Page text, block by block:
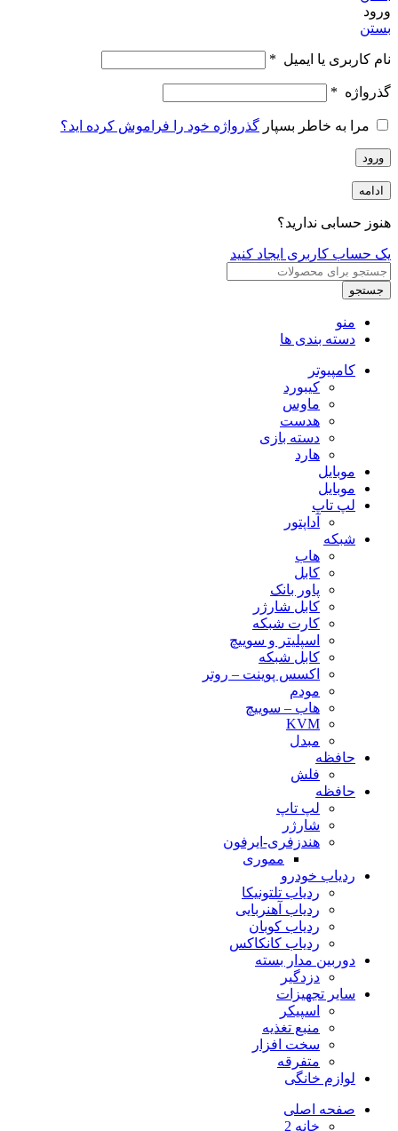
ورود
بستن
نام کاربری یا ایمیل *
گذرواژه *
مرا به خاطر بسپار گذرواژه خود را فراموش کرده اید؟
ورود
ادامه
هنوز حسابی ندارید؟
یک حساب کاربری ایجاد کنید
جستجو
منو
دسته بندی ها
کامپیوتر
کیبورد
ماوس
هدست
دسته بازی
هارد
موبایل
موبایل
لپ تاپ
آداپتور
شبکه
هاب
کابل
پاور بانک
کابل شارژر
کارت شبکه
اسپلیتر و سوییچ
کابل شبکه
اکسس پوینت – روتر
مودم
هاب – سوییچ
KVM
مبدل
حافظه
فلش
حافظه
لپ تاپ
شارژر
هندزفری-ایرفون
مموری
ردیاب خودرو
ردیاب تلتونیکا
ردیاب آهنربایی
ردیاب کوبان
ردیاب کانکاکس
دوربین مدار بسته
دزدگیر
سایر تجهیزات
اسپیکر
منبع تغذیه
سخت افزار
متفرقه
لوازم خانگی
صفحه اصلی
خانه 2